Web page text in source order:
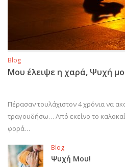
Blog
Μου έλειψε η χαρά, Ψυχή
Πέρασαν τουλάχιστον 4 χρόνια να
τραγουδήσω… Από εκείνο το
φορά…
Blog
Ψυχή Μου!